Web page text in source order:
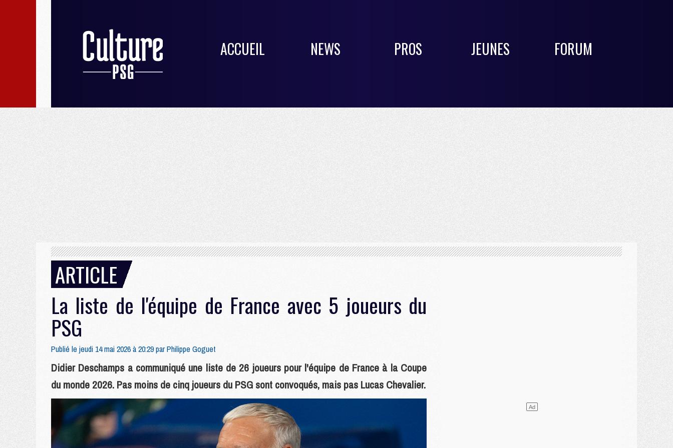
ACCUEIL NEWS PROS JEUNES FORUM
ARTICLE
La liste de l'équipe de France avec 5 joueurs du
PSG
Publié le jeudi 14 mai 2026 à 20:29 parPhilippe Goguet
Didier Deschamps a communiqué une liste de 26 joueurs pour l'équipe de France à la Coupe
du monde 2026. Pas moins de cinq joueurs du PSG sont convoqués, mais pas Lucas Chevalier.